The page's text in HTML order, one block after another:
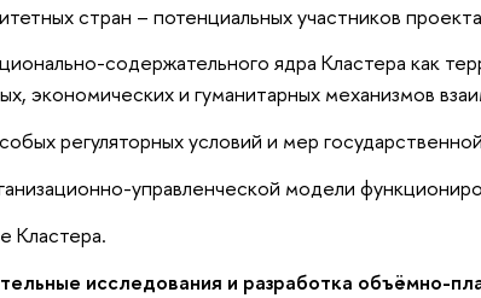
стран – потенциальных участников
содержательного ядра Кластера как
экономических и гуманитарных механизмов
регуляторных условий и мер
управленческой модели
Кластера.
исследования и разработка объёмно-